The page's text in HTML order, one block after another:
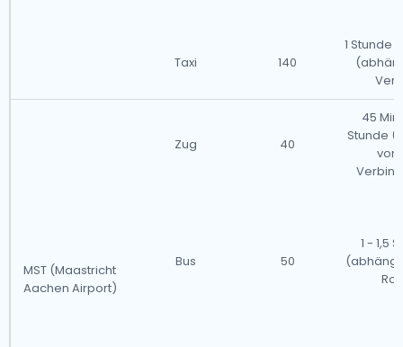
Taxi 140
1 Stunde
MST (Maastricht
Aachen Airport)
Zug 40
45
Stunde
von
Bus 50
1 - 1,5